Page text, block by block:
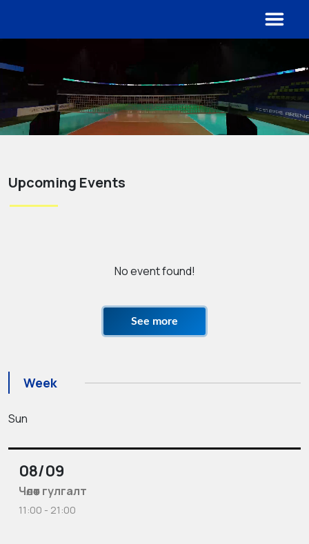
Upcoming Events
No event found!
See more
Week
Sun
08/09
Чөлөөт гулгалт
11:00 - 21:00